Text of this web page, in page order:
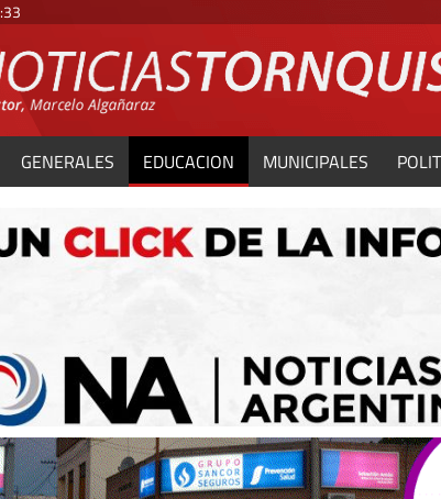
:35
GENERALES EDUCACION MUNICIPALES